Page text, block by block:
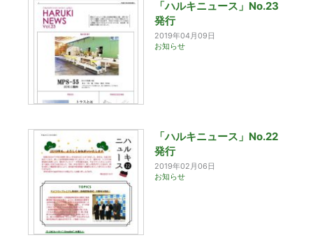
「ハルキニュース」No.23
発行
2019年04月09日
お知らせ
「ハルキニュース」No.22
発行
2019年02月06日
お知らせ